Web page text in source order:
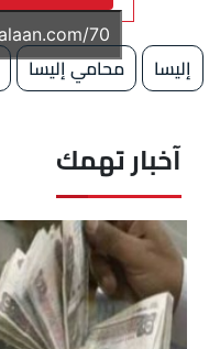
إليسا محامي إليسا
آخبار تهمك